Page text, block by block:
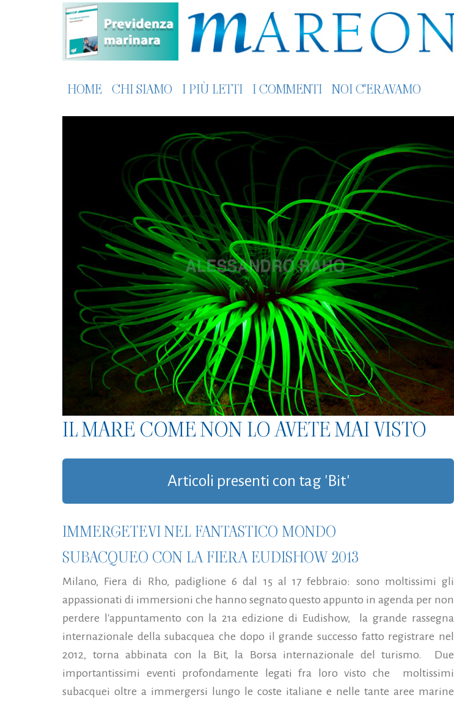
HOME CHI SIAMO I PIÙ LETTI I COMMENTI NOI C'ERAVAMO
IL MARE COME NON LO AVETE MAI VISTO
Articoli presenti con tag 'Bit'
IMMERGETEVI NEL FANTASTICO MONDO
SUBACQUEO CON LA FIERA EUDISHOW 2013
Milano, Fiera di Rho, padiglione 6 dal 15 al 17 febbraio: sono moltissimi gli
appassionati di immersioni che hanno segnato questo appunto in agenda per non
perdere l'appuntamento con la 21a edizione di Eudishow, la grande rassegna
internazionale della subacquea che dopo il grande successo fatto registrare nel
2012, torna abbinata con la Bit, la Borsa internazionale del turismo. Due
importantissimi eventi profondamente legati fra loro visto che moltissimi
subacquei oltre a immergersi lungo le coste italiane e nelle tante aree marine